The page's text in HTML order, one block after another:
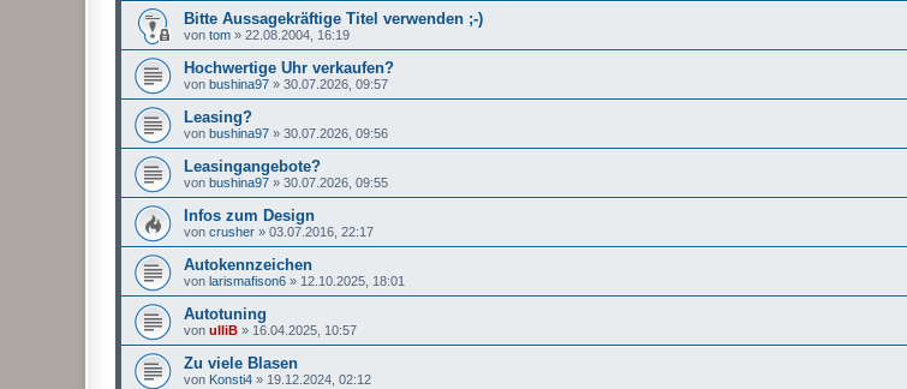
Bitte Aussagekräftige Titel verwenden ;-)
von tom » 22.08.2004, 16:19
Hochwertige Uhr verkaufen?
von bushina97 » 30.07.2026, 09:57
Leasing?
von bushina97 » 30.07.2026, 09:56
Leasingangebote?
von bushina97 » 30.07.2026, 09:55
Infos zum Design
von crusher » 03.07.2016, 22:17
Autokennzeichen
von larismafison6 » 12.10.2025, 18:01
Autotuning
von ulliB » 16.04.2025, 10:57
Zu viele Blasen
von Konsti4 » 19.12.2024, 02:12